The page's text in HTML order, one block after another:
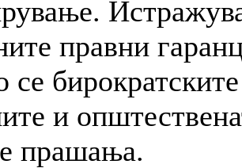
правни
се
и
прашања.